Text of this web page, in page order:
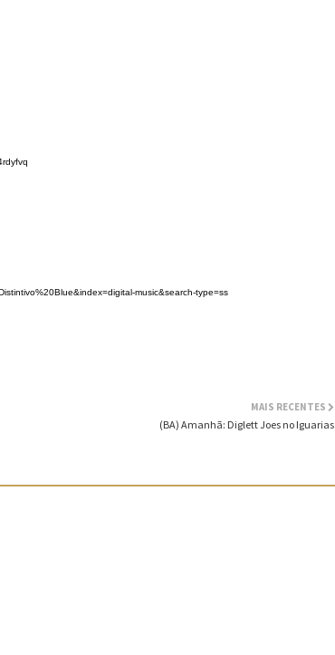
music&search-type=ss
MAIS RECENTES
(BA) Amanhã: Diglett Joes no Iguarias